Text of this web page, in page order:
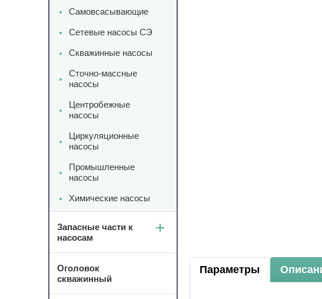
Параметры
Самовсасывающие
Сетевые насосы СЭ
Скважинные насосы
Сточно-массные
насосы
Центробежные
насосы
Циркуляционные
насосы
Промышленные
насосы
Химические насосы
Запасные части к
насосам
Оголовок
скважинный